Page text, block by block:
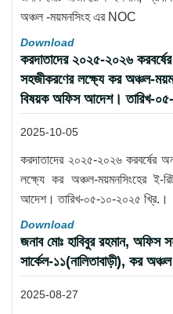
অঞ্চল -ময়মনসিংহ এর NOC
Download
করদাতাদের ২০২৫-২০২৬
সহজীকরণের লক্ষ্যে কর অঞ্চল-
বিষয়ক অফিস আদেশ। তারিখ-
2025-10-05
করদাতাদের ২০২৫-২০২৬ করবর্ষের
লক্ষ্যে কর অঞ্চল-ময়মনসিংহের ই-
আদেশ। তারিখ-০৫-১০-২০২৫ খ্রি.।
Download
জনাব মোঃ হাবিবুর রহমান, অফিস
সার্কেল-১১(নালিতাবাড়ী), কর
2025-08-27